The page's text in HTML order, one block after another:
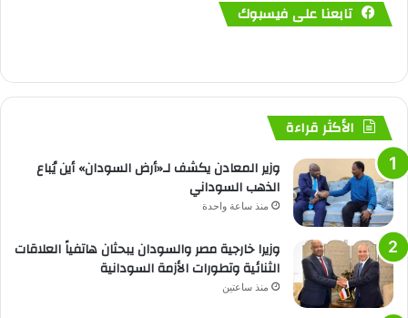
تابعنا على فيسبوك
الأكثر قراءة
وزير المعادن يكشف لـ«أرض السودان» أين يُباع
الذهب السوداني
منذ ساعة واحدة
وزيرا خارجية مصر والسودان يبحثان هاتفياً العلاقات
الثنائية وتطورات الأزمة السودانية
منذ ساعتين